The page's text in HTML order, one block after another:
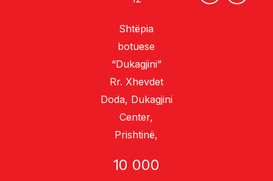
Shtëpia
botuese
“Dukagjini”
Rr. Xhevdet
Doda, Dukagjini
Center,
Prishtinë,
10 000